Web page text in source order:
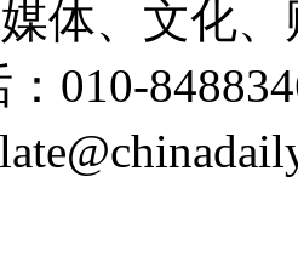
体、文化
010-